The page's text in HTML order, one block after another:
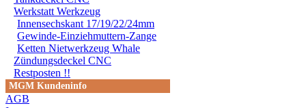
Werkstatt Werkzeug
Innensechskant 17/19/22/24mm
Gewinde-Einziehmuttern-Zange
Ketten Nietwerkzeug Whale
Zündungsdeckel CNC
Restposten !!
MGM Kundeninfo
AGB